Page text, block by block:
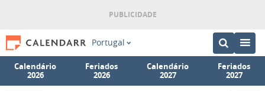
Portugal
Calendário
2026
Feriados
2026
Calendário
2027
Feriados
2027